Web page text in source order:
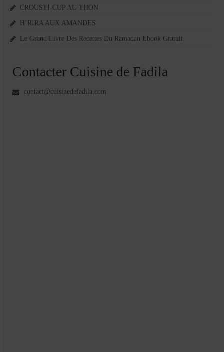
CROUSTI-CUP AU THON
H’RIRA AUX AMANDES
Le Grand Livre Des Recettes Du Ramadan Ebook Gratuit
Contacter Cuisine de Fadila
contact@cuisinedefadila.com